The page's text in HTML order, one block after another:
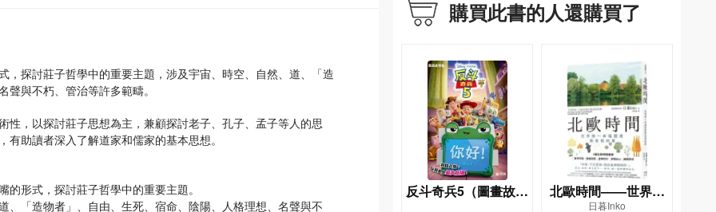
，探討莊子哲學中的重要主題，涉及宇宙、時空、自然、道、「造
與不朽、管治等許多範疇。
性，以探討莊子思想為主，兼顧探討老子、孔子、孟子等人的思
助讀者深入了解道家和儒家的基本思想。
形式，探討莊子哲學中的重要主題。
、「造物者」、自由、生死、宿命、陰陽、人格理想、名聲與不
購買此書的人還購買了
反斗奇兵5（圖畫故事
北歐時間——世界第
日暮Inko